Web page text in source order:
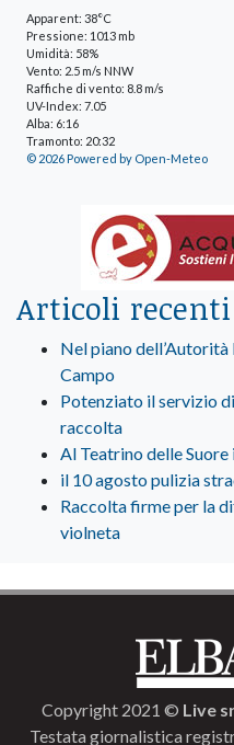
Apparent: 38°C
Pressione: 1013 mb
Umidità: 58%
Vento: 2.5 m/s NNW
Raffiche di vento: 8.8 m/s
UV-Index: 7.05
Alba: 6:16
Tramonto: 20:32
© 2026 Powered by Open-Meteo
Articoli recenti
Nel piano dell’Autorità
Campo
Potenziato il servizio
raccolta
Al Teatrino delle
il 10 agosto pulizia
Raccolta firme per la
violneta
Copyright 2021 © Live
Testata giornalistica